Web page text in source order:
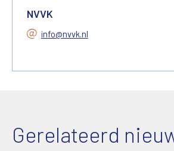
NVVK
info@nvvk.nl
Gerelateerd